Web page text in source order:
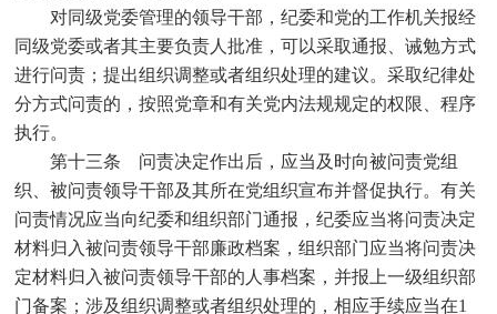
对同级党委管理的领导干部，纪委和党的工作机关报经
同级党委或者其主要负责人批准，可以采取通报、诫勉方式
进行问责；提出组织调整或者组织处理的建议。采取纪律处
分方式问责的，按照党章和有关党内法规规定的权限、程序
执行。
第十三条 问责决定作出后，应当及时向被问责党组
织、被问责领导干部及其所在党组织宣布并督促执行。有关
问责情况应当向纪委和组织部门通报，纪委应当将问责决定
材料归入被问责领导干部廉政档案，组织部门应当将问责决
定材料归入被问责领导干部的人事档案，并报上一级组织部
门备案；涉及组织调整或者组织处理的，相应手续应当在1